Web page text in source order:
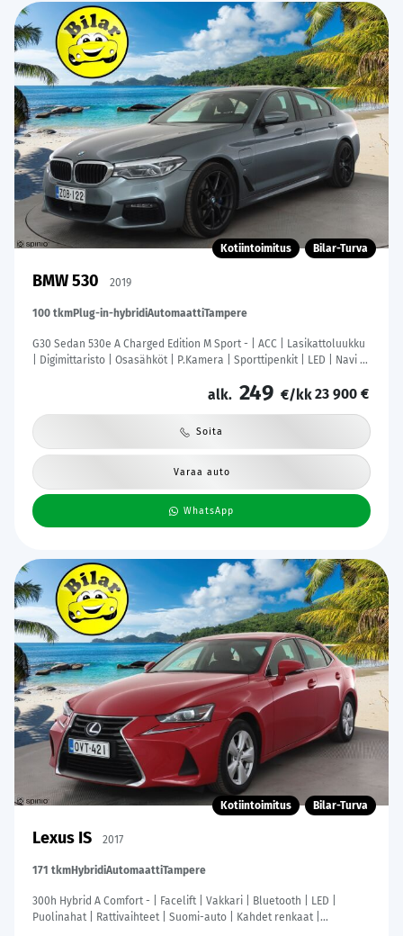
Kotiintoimitus Bilar-Turva
BMW 530 2019
100 tkmPlug-in-hybridiAutomaattiTampere
G30 Sedan 530e A Charged Edition M Sport - | ACC | Lasikattoluukku
| Digimittaristo | Osasähköt | P.Kamera | Sporttipenkit | LED | Navi |
alk. 249 €/kk23 900 €
Soita
Varaa auto
WhatsApp
Kotiintoimitus Bilar-Turva
Lexus IS 2017
171 tkmHybridiAutomaattiTampere
300h Hybrid A Comfort - | Facelift | Vakkari | Bluetooth | LED |
Puolinahat | Rattivaihteet | Suomi-auto | Kahdet renkaat |